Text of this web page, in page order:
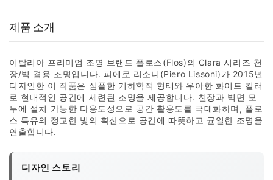
제품 소개
이탈리아 프리미엄 조명 브랜드 플로스(Flos)의 Clara 시리즈 천
장/벽 겸용 조명입니다. 피에로 리소니(Piero Lissoni)가 2015년
디자인한 이 작품은 심플한 기하학적 형태와 우아한 화이트 컬러
로 현대적인 공간에 세련된 조명을 제공합니다. 천장과 벽면 모
두에 설치 가능한 다용도성으로 공간 활용도를 극대화하며, 플로
스 특유의 정교한 빛의 확산으로 공간에 따뜻하고 균일한 조명을
연출합니다.
디자인 스토리